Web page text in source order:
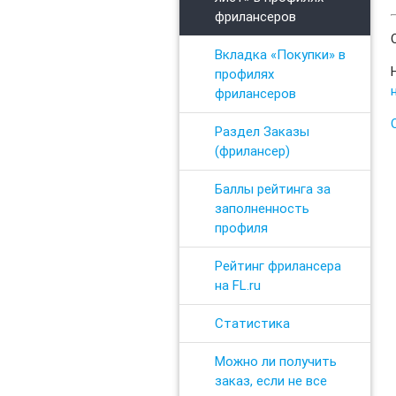
фрилансеров
Вкладка «Покупки» в
профилях
фрилансеров
Раздел Заказы
(фрилансер)
Баллы рейтинга за
заполненность
профиля
Рейтинг фрилансера
на FL.ru
Статистика
Можно ли получить
заказ, если не все